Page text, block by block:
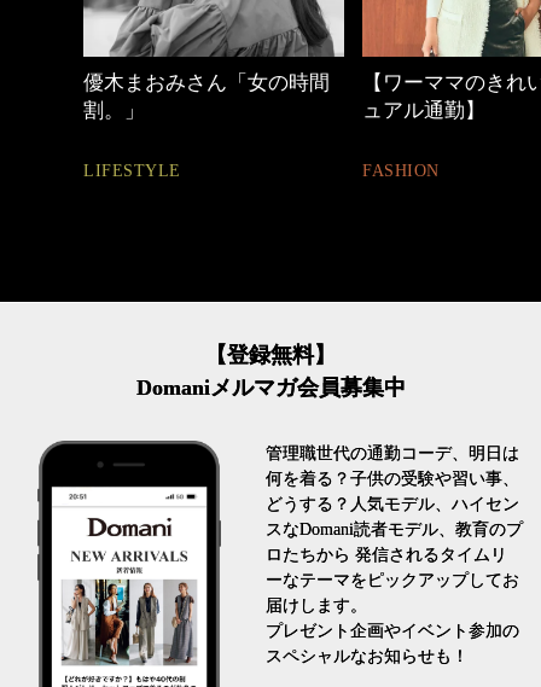
【ワーママのきれいめカジ
ュアル通勤】
FASHION
心地よくいられる
とは
FASHION
【登録無料】
Domaniメルマガ会員募集中
管理職世代の通勤コーデ、明日は
何を着る？子供の受験や習い事、
どうする？人気モデル、ハイセン
スなDomani読者モデル、教育のプ
ロたちから 発信されるタイムリ
ーなテーマをピックアップしてお
届けします。
プレゼント企画やイベント参加の
スペシャルなお知らせも！